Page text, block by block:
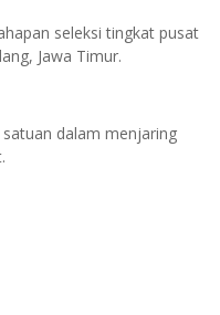
seleksi tingkat pusat
Jawa Timur.
dalam menjaring